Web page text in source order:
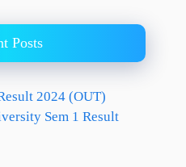
Posts
2024 (OUT)
Sem 1 Result